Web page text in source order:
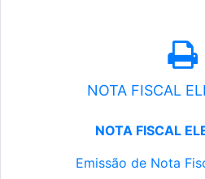
NOTA FISCAL
NOTA FISCAL
Emissão de Nota